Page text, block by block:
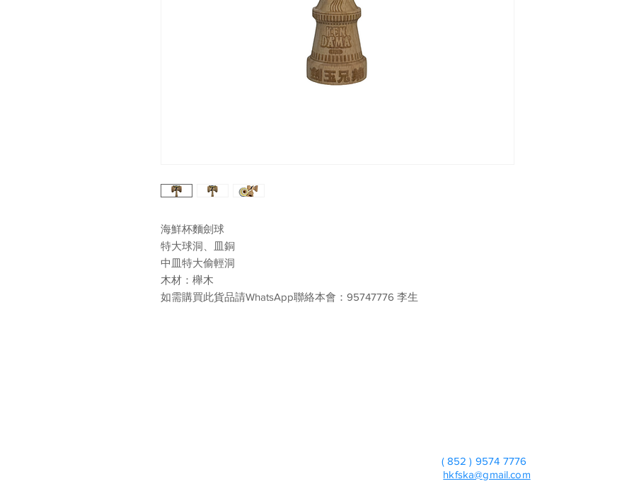
海鮮杯麵劍球
特大球洞、皿銅
中皿特大偷輕洞
木材：櫸木
如需購買此貨品請WhatsApp聯絡本會：95747776 李生
( 852 ) 9574 7776
hkfska@gmail.com